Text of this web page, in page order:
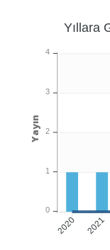
2020 2021
Yıllara
4
3
2
1
0
Yayın